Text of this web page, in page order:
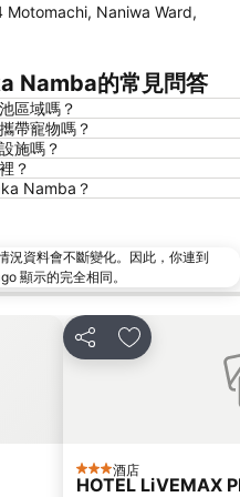
City
頓堀
阪國際機場
Town Station
City Air Terminal
宮車站
大阪京瓷巨蛋
Namba Parks
Naniwa Ward,
Namba的常見問答
區域嗎？
帶寵物嗎？
施嗎？
？
Namba？
況資料會不斷變化。因此，你連到
顯示的完全相同。
分享 放到收藏夾
3 星級酒店
HOTEL LiVEMAX